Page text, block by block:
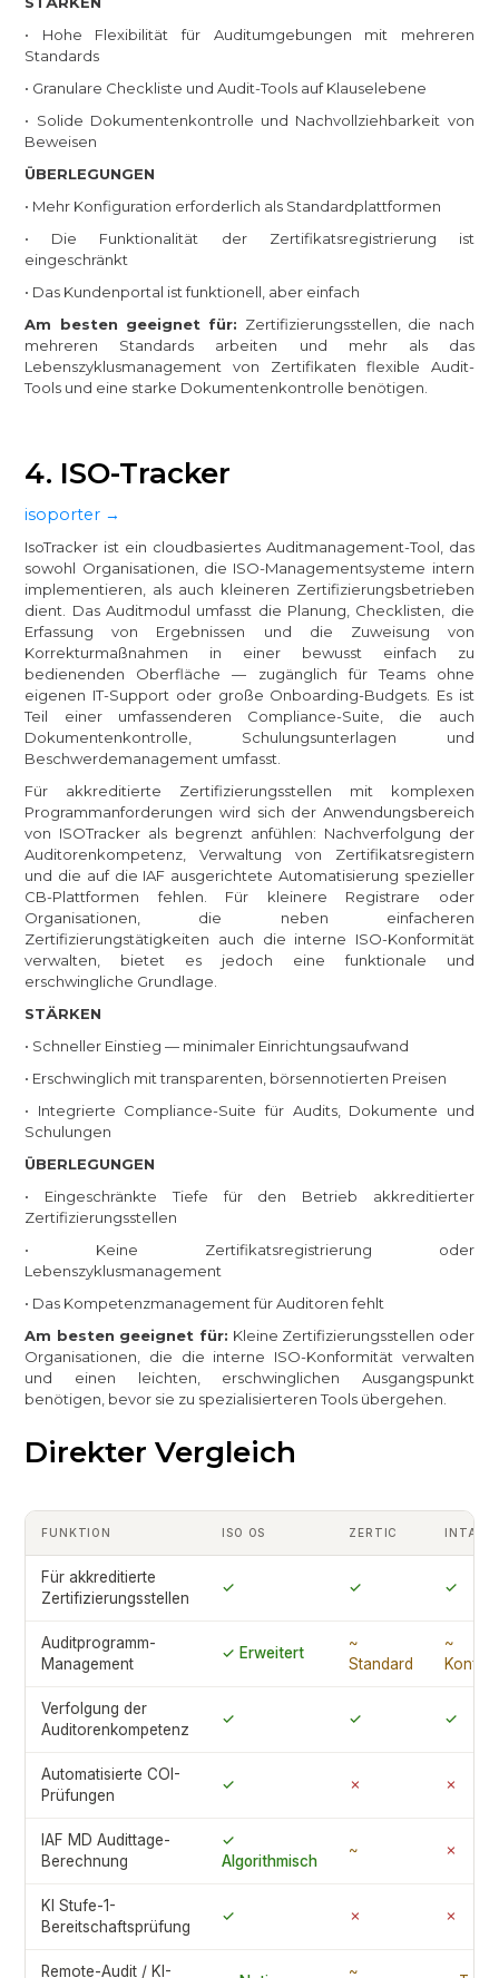
• Hohe Flexibilität für Auditumgebungen mit mehreren
Standards
• Granulare Checkliste und Audit-Tools auf Klauselebene
• Solide Dokumentenkontrolle und Nachvollziehbarkeit von
Beweisen
ÜBERLEGUNGEN
• Mehr Konfiguration erforderlich als Standardplattformen
• Die Funktionalität der Zertifikatsregistrierung ist
eingeschränkt
• Das Kundenportal ist funktionell, aber einfach
Am besten geeignet für: Zertifizierungsstellen, die nach
mehreren Standards arbeiten und mehr als das
Lebenszyklusmanagement von Zertifikaten flexible Audit-
Tools und eine starke Dokumentenkontrolle benötigen.
4. ISO-Tracker
isoporter →
IsoTracker ist ein cloudbasiertes Auditmanagement-Tool, das
sowohl Organisationen, die ISO-Managementsysteme intern
implementieren, als auch kleineren Zertifizierungsbetrieben
dient. Das Auditmodul umfasst die Planung, Checklisten, die
Erfassung von Ergebnissen und die Zuweisung von
Korrekturmaßnahmen in einer bewusst einfach zu
bedienenden Oberfläche — zugänglich für Teams ohne
eigenen IT-Support oder große Onboarding-Budgets. Es ist
Teil einer umfassenderen Compliance-Suite, die auch
Dokumentenkontrolle, Schulungsunterlagen und
Beschwerdemanagement umfasst.
Für akkreditierte Zertifizierungsstellen mit komplexen
Programmanforderungen wird sich der Anwendungsbereich
von ISOTracker als begrenzt anfühlen: Nachverfolgung der
Auditorenkompetenz, Verwaltung von Zertifikatsregistern
und die auf die IAF ausgerichtete Automatisierung spezieller
CB-Plattformen fehlen. Für kleinere Registrare oder
Organisationen, die neben einfacheren
Zertifizierungstätigkeiten auch die interne ISO-Konformität
verwalten, bietet es jedoch eine funktionale und
erschwingliche Grundlage.
STÄRKEN
• Schneller Einstieg — minimaler Einrichtungsaufwand
• Erschwinglich mit transparenten, börsennotierten Preisen
• Integrierte Compliance-Suite für Audits, Dokumente und
Schulungen
ÜBERLEGUNGEN
• Eingeschränkte Tiefe für den Betrieb akkreditierter
Zertifizierungsstellen
• Keine Zertifikatsregistrierung oder
Lebenszyklusmanagement
• Das Kompetenzmanagement für Auditoren fehlt
Am besten geeignet für: Kleine Zertifizierungsstellen oder
Organisationen, die die interne ISO-Konformität verwalten
und einen leichten, erschwinglichen Ausgangspunkt
benötigen, bevor sie zu spezialisierteren Tools übergehen.
Direkter Vergleich
FUNKTION ISO OS ZERTIC INTACT
Für akkreditierte
Zertifizierungsstellen
✓ ✓ ✓
Auditprogramm-
Management
✓ Erweitert
~
Standard
~
Verfolgung der
Auditorenkompetenz
✓ ✓ ✓
Automatisierte COI-
Prüfungen
✓ ✗ ✗
IAF MD Audittage-
Berechnung
✓
Algorithmisch
~ ✗
KI Stufe-1-
Bereitschaftsprüfung
✓ ✗ ✗
Remote-Audit / KI- ~